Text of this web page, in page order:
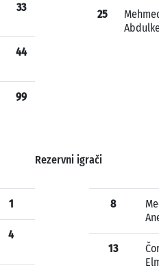
33
44
99
25
Rezervni igrači
1
4
8
13